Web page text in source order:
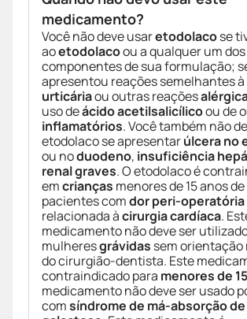
medicamento?
Você não deve usaretodolacose
aoetodolacoou a qualquer um dos
componentes de sua formulação;
apresentou reações semelhantes à
urticáriaou outras reações
uso deácido acetilsalicílicoou de
inflamatórios. Você também não
etodolaco se apresentarúlcera no
ou noduodeno, insuficiência
renal graves. O etodolaco é
emcrianças menores de 15 anos
pacientes comdor peri-operatória
relacionada àcirurgia cardíaca.
medicamento não deve ser
mulheresgrávidas sem orientação
do cirurgião-dentista. Este
contraindicado para menores de
medicamento não deve ser usado
comsíndrome de má-absorção